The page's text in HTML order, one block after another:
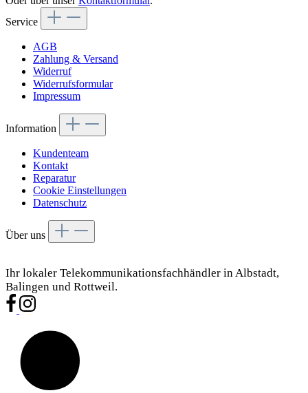
Service
AGB
Zahlung & Versand
Widerruf
Widerrufsformular
Impressum
Information
Kundenteam
Kontakt
Reparatur
Cookie Einstellungen
Datenschutz
Über uns
Ihr lokaler Telekommunikationsfachhändler in Albstadt,
Balingen und Rottweil.